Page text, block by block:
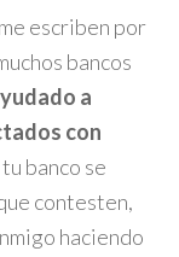
escriben por
bancos
a
con
tu banco se
contesten,
haciendo